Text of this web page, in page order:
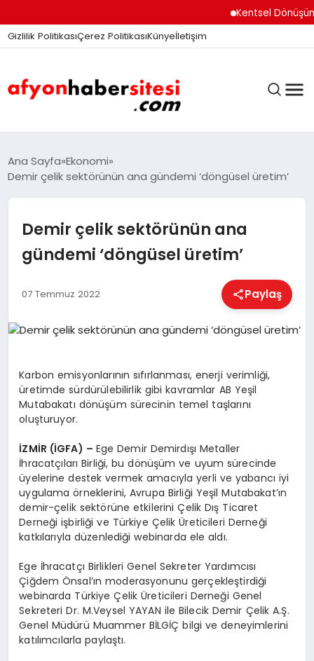
Kentsel Dönüşüm
Gizlilik PolitikasıÇerez PolitikasıKünyeİletişim
ANASAYFA
DÜNYA
HABERLER
MAGAZIN
SAĞLIK
SPOR
TEKNOLOJI
Ana Sayfa Ekonomi
Demir çelik sektörünün ana gündemi ‘döngüsel üretim’
Demir çelik sektörünün ana
gündemi ‘döngüsel üretim’
07 Temmuz 2022 Paylaş
Karbon emisyonlarının sıfırlanması, enerji verimliği,
üretimde sürdürülebilirlik gibi kavramlar AB Yeşil
Mutabakatı dönüşüm sürecinin temel taşlarını
oluşturuyor.
İZMİR (İGFA) – Ege Demir Demirdışı Metaller
İhracatçıları Birliği, bu dönüşüm ve uyum sürecinde
üyelerine destek vermek amacıyla yerli ve yabancı iyi
uygulama örneklerini, Avrupa Birliği Yeşil Mutabakat’ın
demir-çelik sektörüne etkilerini Çelik Dış Ticaret
Derneği işbirliği ve Türkiye Çelik Üreticileri Derneği
katkılarıyla düzenlediği webinarda ele aldı.
Ege İhracatçı Birlikleri Genel Sekreter Yardımcısı
Çiğdem Önsal’ın moderasyonunu gerçekleştirdiği
webinarda Türkiye Çelik Üreticileri Derneği Genel
Sekreteri Dr. M.Veysel YAYAN ile Bilecik Demir Çelik A.Ş.
Genel Müdürü Muammer BİLGİÇ bilgi ve deneyimlerini
katılımcılarla paylaştı.